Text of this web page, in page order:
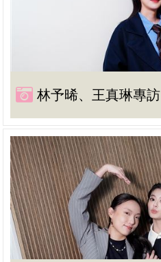
林予晞、王真琳專訪